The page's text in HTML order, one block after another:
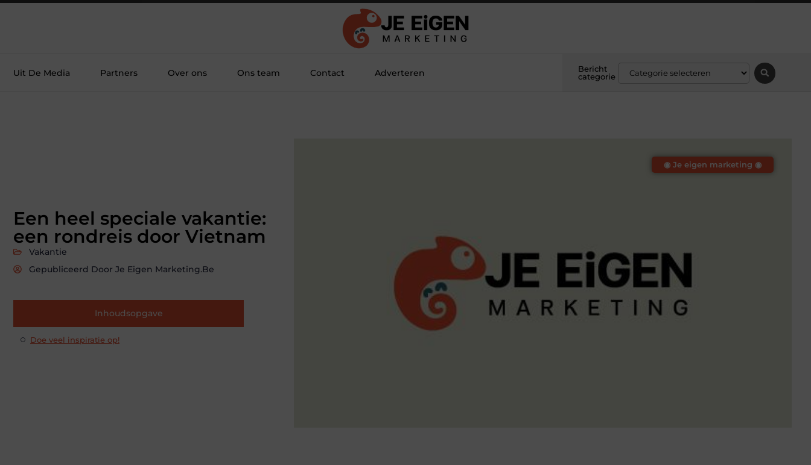
Uit De Media Partners Over ons Ons team Contact Adverteren
Bericht
categorie
Een heel speciale vakantie:
een rondreis door Vietnam
Vakantie
Gepubliceerd Door Je Eigen Marketing.be
Inhoudsopgave
Doe veel inspiratie op!
◉ Je eigen marketing ◉